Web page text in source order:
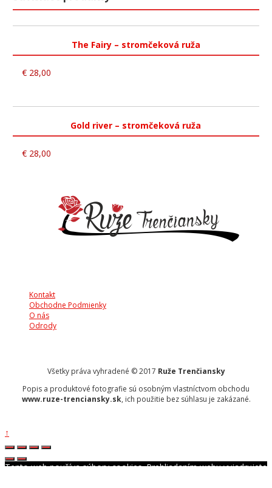
The Fairy – stromčeková ruža
€28,00
Gold river – stromčeková ruža
€28,00
Kontakt
Obchodne Podmienky
O nás
Odrody
Všetky práva vyhradené © 2017 Ruže Trenčiansky
Popis a produktové fotografie sú osobným vlastníctvom obchodu
www.ruze-trenciansky.sk, ich použitie bez súhlasu je zakázané.
↑
Tento web používa súbory cookies. Prehliadaním webu vyjadrujete